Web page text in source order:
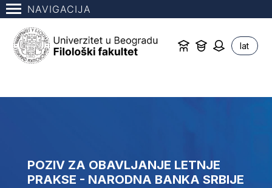
NAVIGACIJA
lat
POZIV ZA OBAVLJANJE LETNJE
PRAKSE - NARODNA BANKA SRBIJE